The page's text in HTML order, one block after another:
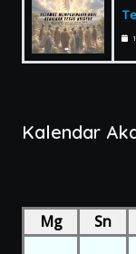
Kalendar
Mg Sn